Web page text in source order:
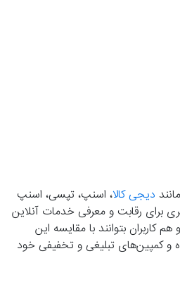
دیجی کالا، اسنپ، تپسی، اسنپ
برای رقابت و معرفی خدمات آنلاین
بتوانند با مقایسه این
و کمپین‌های تبلیغی و تخفیفی خود